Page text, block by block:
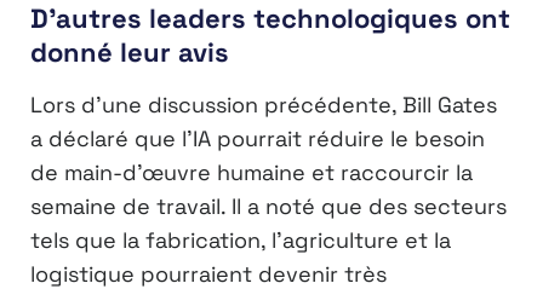
D’autres leaders technologiques ont
donné leur avis
Lors d’une discussion précédente, Bill Gates
a déclaré que l’IA pourrait réduire le besoin
de main-d’œuvre humaine et raccourcir la
semaine de travail. Il a noté que des secteurs
tels que la fabrication, l’agriculture et la
logistique pourraient devenir très